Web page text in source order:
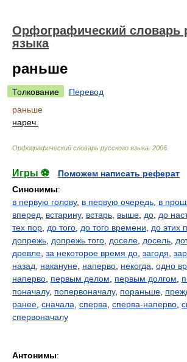
Орфографический словарь
языка
раньше
Толкование
Перевод
раньше
нареч.
Орфографический словарь русского языка 2006
Игры ⚽
Поможем написать реферат
Синонимы:
в первую голову, в первую очередь в
вперед
встарину, встарь выше до до
тех пор до того до того времени до этих
допрежь допрежь того доселе досель
древле за некоторое время до загодя
назад
накануне наперво некогда одно
наперво первым делом первым долгом
поначалу, попервоначалу, пораньше
ранее сначала сперва сперва-наперво
спервоначалу
Антонимы: